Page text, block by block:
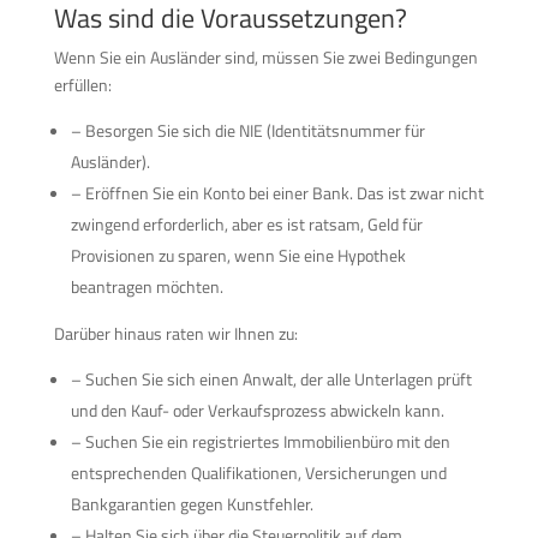
Was sind die Voraussetzungen?
Wenn Sie ein Ausländer sind, müssen Sie zwei Bedingungen
erfüllen:
– Besorgen Sie sich die NIE (Identitätsnummer für
Ausländer).
– Eröffnen Sie ein Konto bei einer Bank. Das ist zwar nicht
zwingend erforderlich, aber es ist ratsam, Geld für
Provisionen zu sparen, wenn Sie eine Hypothek
beantragen möchten.
Darüber hinaus raten wir Ihnen zu:
– Suchen Sie sich einen Anwalt, der alle Unterlagen prüft
und den Kauf- oder Verkaufsprozess abwickeln kann.
– Suchen Sie ein registriertes Immobilienbüro mit den
entsprechenden Qualifikationen, Versicherungen und
Bankgarantien gegen Kunstfehler.